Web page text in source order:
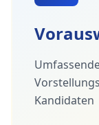
Kandidaten